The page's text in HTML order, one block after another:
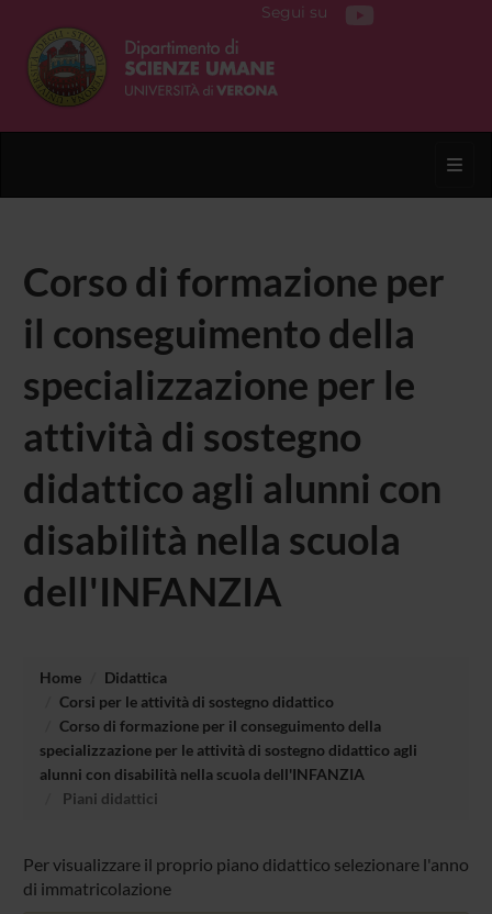
Segui su
Corso di formazione per
il conseguimento della
specializzazione per le
attività di sostegno
didattico agli alunni con
disabilità nella scuola
dell'INFANZIA
Home
Didattica
Corsi per le attività di sostegno didattico
Corso di formazione per il conseguimento della
specializzazione per le attività di sostegno didattico agli
alunni con disabilità nella scuola dell'INFANZIA
Piani didattici
Per visualizzare il proprio piano didattico selezionare l'anno
di immatricolazione